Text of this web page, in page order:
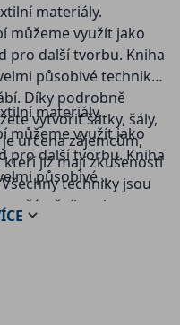
materiály.
můžeme využít jako
pro další tvorbu. Kniha
působivé techniky
Díky podrobně
vytvořit šátky, šály,
určena zájemcům,
již mají zkušenosti
techniky jsou
ale
Každý námět
Zabývá se
materiály.
můžeme využít jako
pro další tvorbu. Kniha
působivé ...